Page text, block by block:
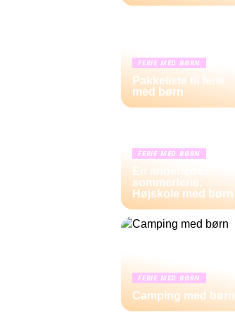
FERIE MED BØRN
Pakkeliste til ferie
med børn
FERIE MED BØRN
En anderledes
sommerferie:
Højskole med børn
FERIE MED BØRN
Camping med børn